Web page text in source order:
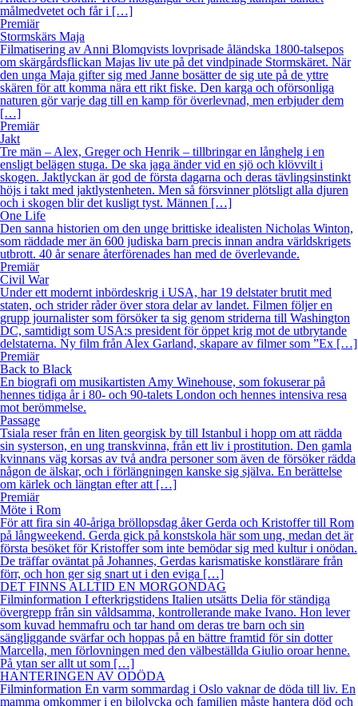
målmedvetet och får i […]
Premiär
Stormskärs Maja
Filmatisering av Anni Blomqvists lovprisade åländska 1800-talsepos
om skärgårdsflickan Majas liv ute på det vindpinade Stormskäret. När
den unga Maja gifter sig med Janne bosätter de sig ute på de yttre
skären för att komma nära ett rikt fiske. Den karga och oförsonliga
naturen gör varje dag till en kamp för överlevnad, men erbjuder dem
[…]
Premiär
Jakt
Tre män – Alex, Greger och Henrik – tillbringar en långhelg i en
ensligt belägen stuga. De ska jaga änder vid en sjö och klövvilt i
skogen. Jaktlyckan är god de första dagarna och deras tävlingsinstinkt
höjs i takt med jaktlystenheten. Men så försvinner plötsligt alla djuren
och i skogen blir det kusligt tyst. Männen […]
One Life
Den sanna historien om den unge brittiske idealisten Nicholas Winton,
som räddade mer än 600 judiska barn precis innan andra världskrigets
utbrott. 40 år senare återförenades han med de överlevande.
Premiär
Civil War
Under ett modernt inbördeskrig i USA, har 19 delstater brutit med
staten, och strider råder över stora delar av landet. Filmen följer en
grupp journalister som försöker ta sig genom striderna till Washington
DC, samtidigt som USA:s president för öppet krig mot de utbrytande
delstaterna. Ny film från Alex Garland, skapare av filmer som ”Ex […]
Premiär
Back to Black
En biografi om musikartisten Amy Winehouse, som fokuserar på
hennes tidiga år i 80- och 90-talets London och hennes intensiva resa
mot berömmelse.
Passage
Tsiala reser från en liten georgisk by till Istanbul i hopp om att rädda
sin systerson, en ung transkvinna, från ett liv i prostitution. Den gamla
kvinnans väg korsas av två andra personer som även de försöker rädda
någon de älskar, och i förlängningen kanske sig själva. En berättelse
om kärlek och längtan efter att […]
Premiär
Möte i Rom
För att fira sin 40-åriga bröllopsdag åker Gerda och Kristoffer till Rom
på långweekend. Gerda gick på konstskola här som ung, medan det är
första besöket för Kristoffer som inte bemödar sig med kultur i onödan.
De träffar oväntat på Johannes, Gerdas karismatiske konstlärare från
förr, och hon ger sig snart ut i den eviga […]
DET FINNS ALLTID EN MORGONDAG
Filminformation I efterkrigstidens Italien utsätts Delia för ständiga
övergrepp från sin våldsamma, kontrollerande make Ivano. Hon lever
som kuvad hemmafru och tar hand om deras tre barn och sin
sängliggande svärfar och hoppas på en bättre framtid för sin dotter
Marcella, men förlovningen med den välbeställda Giulio oroar henne.
På ytan ser allt ut som […]
HANTERINGEN AV ODÖDA
Filminformation En varm sommardag i Oslo vaknar de döda till liv. En
mamma omkommer i en bilolycka och familjen måste hantera död och